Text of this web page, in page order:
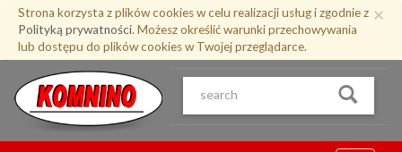
Przejdź
treści
×
Strona korzysta z plików cookies w celu realizacji usług i zgodnie z
Polityką prywatności. Możesz określić warunki przechowywania
lub dostępu do plików cookies w Twojej przeglądarce.